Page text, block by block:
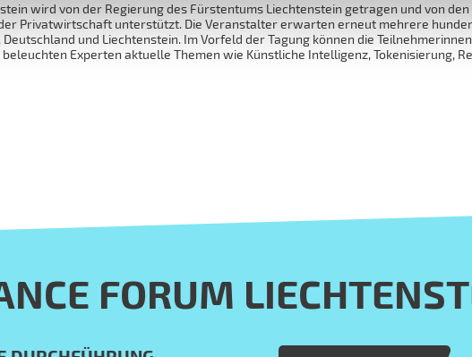
wird von der Regierung des Fürstentums Liechtenstein getragen und von
Privatwirtschaft unterstützt. Die Veranstalter erwarten erneut mehrere
und Liechtenstein. Im Vorfeld der Tagung können die
Experten aktuelle Themen wie Künstliche Intelligenz, Tokenisierung,
FORUM